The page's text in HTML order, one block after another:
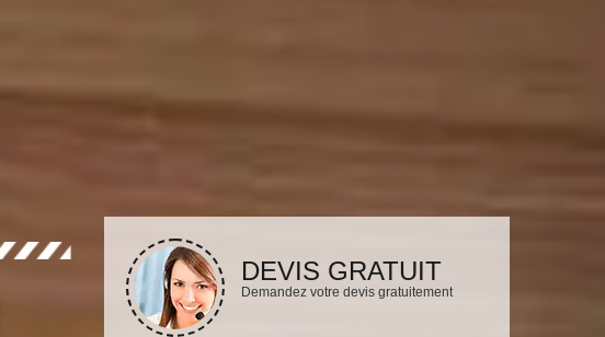
DEVIS GRATUIT
Demandez votre devis gratuitement